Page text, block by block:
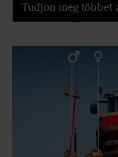
Tudjon meg többet az aktív